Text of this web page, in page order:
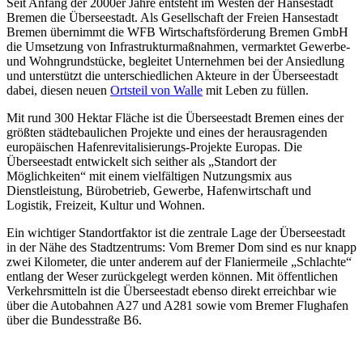
Bremen die Überseestadt. Als Gesellschaft der Freien Hansestadt
Bremen übernimmt die WFB Wirtschaftsförderung Bremen GmbH
die Umsetzung von Infrastrukturmaßnahmen, vermarktet Gewerbe-
und Wohngrundstücke, begleitet Unternehmen bei der Ansiedlung
und unterstützt die unterschiedlichen Akteure in der Überseestadt
dabei, diesen neuen Ortsteil von Walle mit Leben zu füllen.
Mit rund 300 Hektar Fläche ist die Überseestadt Bremen eines der
größten städtebaulichen Projekte und eines der herausragenden
europäischen Hafenrevitalisierungs-Projekte Europas. Die
Überseestadt entwickelt sich seither als „Standort der
Möglichkeiten“ mit einem vielfältigen Nutzungsmix aus
Dienstleistung, Bürobetrieb, Gewerbe, Hafenwirtschaft und
Logistik, Freizeit, Kultur und Wohnen.
Ein wichtiger Standortfaktor ist die zentrale Lage der Überseestadt
in der Nähe des Stadtzentrums: Vom Bremer Dom sind es nur knapp
zwei Kilometer, die unter anderem auf der Flaniermeile „Schlachte“
entlang der Weser zurückgelegt werden können. Mit öffentlichen
Verkehrsmitteln ist die Überseestadt ebenso direkt erreichbar wie
über die Autobahnen A27 und A281 sowie vom Bremer Flughafen
über die Bundesstraße B6.